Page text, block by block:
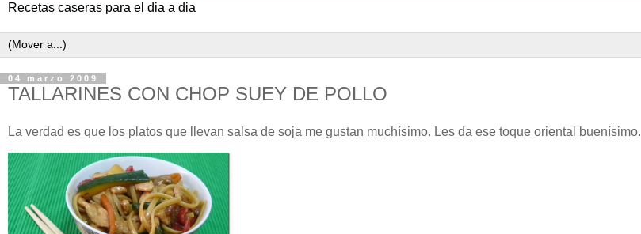
Recetas caseras para el dia a dia
04 marzo 2009
TALLARINES CON CHOP SUEY DE POLLO
La verdad es que los platos que llevan salsa de soja me gustan muchísimo. Les da ese toque oriental buenísimo.